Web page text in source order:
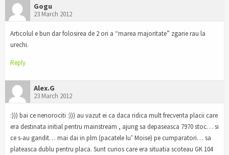
Gogu
23 March 2012
Articolul e bun dar folosirea de 2 ori a “marea majoritate” zgarie rau la
urechi.
Reply
Alex.G
23 March 2012
:))) bai ce nenorociti :))) au vazut ei ca daca ridica mult frecventa placii care
era destinata initial pentru mainstream , ajung sa depaseasca 7970 stoc… si
ce s-au gandit… mai dai in plm (pacatele lu’ Moise) pe cumparatori… sa
plateasca dublu pentru placa. Sunt curios care era situatia scoteau GK 104